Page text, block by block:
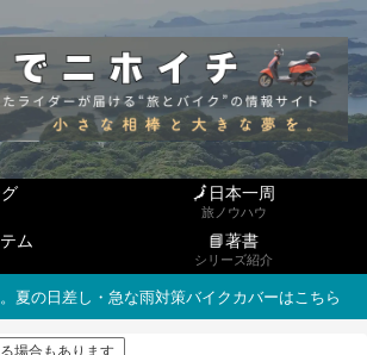
🗾日本一周
旅ノウハウ
ム 📘著書
シリーズ紹介
夏の日差し・急な雨対策バイクカバーはこちら